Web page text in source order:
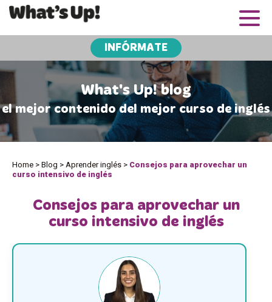
INFÓRMATE
What's Up! blog
el mejor contenido del mejor curso de inglés
Home > Blog > Aprender inglés > Consejos para aprovechar un
curso intensivo de inglés
Consejos para aprovechar un
curso intensivo de inglés